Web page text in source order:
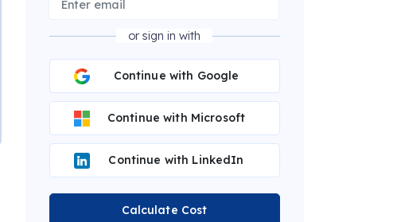
or sign in with
Continue with Google
Continue with Microsoft
Continue with LinkedIn
Calculate Cost